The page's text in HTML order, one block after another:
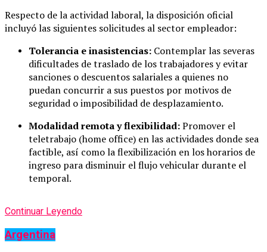
Respecto de la actividad laboral, la disposición oficial
incluyó las siguientes solicitudes al sector empleador:
Tolerancia e inasistencias: Contemplar las severas
dificultades de traslado de los trabajadores y evitar
sanciones o descuentos salariales a quienes no
puedan concurrir a sus puestos por motivos de
seguridad o imposibilidad de desplazamiento.
Modalidad remota y flexibilidad:Promover el
teletrabajo (home office) en las actividades donde sea
factible, así como la flexibilización en los horarios de
ingreso para disminuir el flujo vehicular durante el
temporal.
Continuar Leyendo
Argentina